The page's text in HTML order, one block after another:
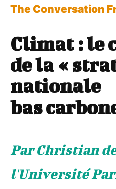
The Conversation
Climat : le
de la «
nationale
bas
Par Christian
l'Université